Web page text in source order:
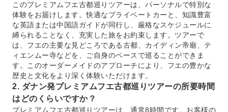
このプレミアムフエ古都巡りツアーは、パーソナルで特別な
体験をお届けします。快適なプライベートカーと、知識豊富
な英語または中国語ガイドが同行し、厳格なスケジュールに
縛られることなく、充実した旅をお約束します。ツアーで
は、フエの主要な見どころである古都、カイディン帝廟、テ
ィエンムー寺などを、ご自身のペースで巡ることができま
す。このオーダーメイドのアプローチにより、フエの豊かな
歴史と文化をより深く体験いただけます。
2. ダナン発プレミアムフエ古都巡りツアーの所要時間
はどのくらいですか？
プレミアムフエ古都巡りツアーは、通常8時間です。お客様の